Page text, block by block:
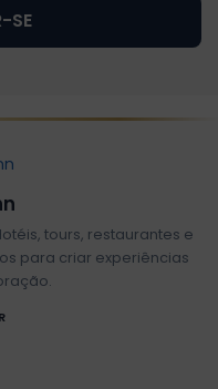
SE
tours, restaurantes e
para criar experiências